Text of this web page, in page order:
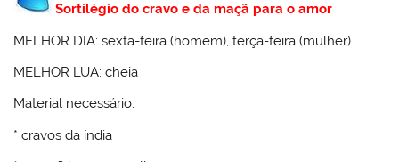
Sortilégio do cravo e da maçã para o amor
MELHOR DIA: sexta-feira (homem), terça-feira (mulher)
MELHOR LUA: cheia
Material necessário:
* cravos da índia